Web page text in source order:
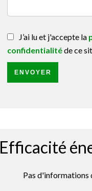
J’ai lu et j'accepte la
confidentialitéde ce
ENVOYER
Efficacité
Pas d'informations